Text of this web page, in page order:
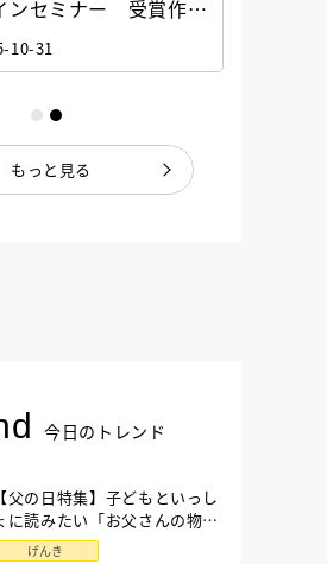
ンセミナー 受賞作家
語る「絵本創作実践
10-31
もっと見る
今日のトレンド
【父の日特集】子どもといっし
に読みたい「お父さんの物
」６選
げんき